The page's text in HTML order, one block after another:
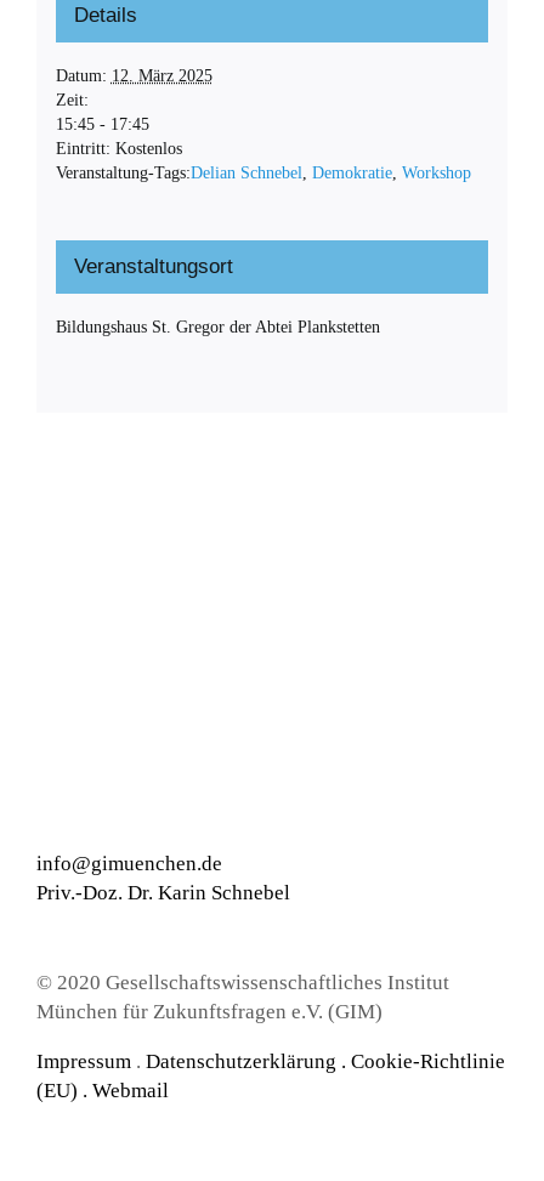
Details
Datum: 12. März 2025
Zeit:
15:45 - 17:45
Eintritt: Kostenlos
Veranstaltung-Tags:Delian Schnebel Demokratie, Workshop
Veranstaltungsort
Bildungshaus St. Gregor der Abtei Plankstetten
info@gimuenchen.de
Priv.-Doz. Dr. Karin Schnebel
© 2020 Gesellschaftswissenschaftliches Institut
München für Zukunftsfragen e.V. (GIM)
Impressum . Datenschutzerklärung . Cookie-Richtlinie
(EU) . Webmail